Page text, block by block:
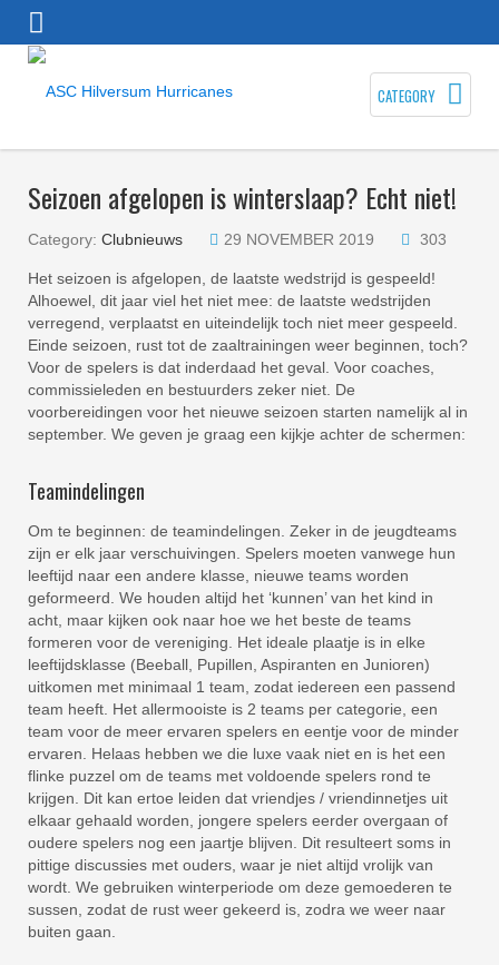
CATEGORY
Seizoen afgelopen is winterslaap? Echt niet!
Category: Clubnieuws 29 NOVEMBER 2019 303
Het seizoen is afgelopen, de laatste wedstrijd is gespeeld!
Alhoewel, dit jaar viel het niet mee: de laatste wedstrijden
verregend, verplaatst en uiteindelijk toch niet meer gespeeld.
Einde seizoen, rust tot de zaaltrainingen weer beginnen, toch?
Voor de spelers is dat inderdaad het geval. Voor coaches,
commissieleden en bestuurders zeker niet. De
voorbereidingen voor het nieuwe seizoen starten namelijk al in
september. We geven je graag een kijkje achter de schermen:
Teamindelingen
Om te beginnen: de teamindelingen. Zeker in de jeugdteams
zijn er elk jaar verschuivingen. Spelers moeten vanwege hun
leeftijd naar een andere klasse, nieuwe teams worden
geformeerd. We houden altijd het ‘kunnen’ van het kind in
acht, maar kijken ook naar hoe we het beste de teams
formeren voor de vereniging. Het ideale plaatje is in elke
leeftijdsklasse (Beeball, Pupillen, Aspiranten en Junioren)
uitkomen met minimaal 1 team, zodat iedereen een passend
team heeft. Het allermooiste is 2 teams per categorie, een
team voor de meer ervaren spelers en eentje voor de minder
ervaren. Helaas hebben we die luxe vaak niet en is het een
flinke puzzel om de teams met voldoende spelers rond te
krijgen. Dit kan ertoe leiden dat vriendjes / vriendinnetjes uit
elkaar gehaald worden, jongere spelers eerder overgaan of
oudere spelers nog een jaartje blijven. Dit resulteert soms in
pittige discussies met ouders, waar je niet altijd vrolijk van
wordt. We gebruiken winterperiode om deze gemoederen te
sussen, zodat de rust weer gekeerd is, zodra we weer naar
buiten gaan.